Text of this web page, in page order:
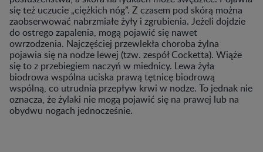
się też uczucie „ciężkich nóg”. Z czasem pod skórą można
zaobserwować nabrzmiałe żyły i zgrubienia. Jeżeli dojdzie
do ostrego zapalenia, mogą pojawić się nawet
owrzodzenia. Najczęściej przewlekła choroba żylna
pojawia się na nodze lewej (tzw. zespół Cocketta). Wiąże
się to z przebiegiem naczyń w miednicy. Lewa żyła
biodrowa wspólna uciska prawą tętnicę biodrową
wspólną, co utrudnia przepływ krwi w nodze. To jednak nie
oznacza, że żylaki nie mogą pojawić się na prawej lub na
obydwu nogach jednocześnie.